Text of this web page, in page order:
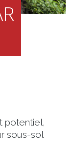
potentiel,
sous-sol